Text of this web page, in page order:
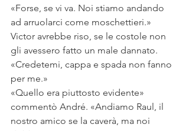
«Forse, se vi va. Noi stiamo andando
ad arruolarci come moschettieri.»
Victor avrebbe riso, se le costole non
gli avessero fatto un male dannato.
«Credetemi, cappa e spada non fanno
per me.»
«Quello era piuttosto evidente»
commentò André. «Andiamo Raul, il
nostro amico se la caverà, ma noi